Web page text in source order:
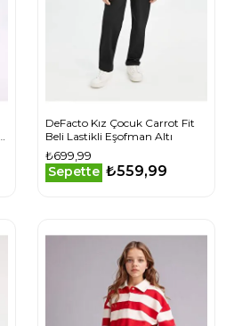
DeFacto Kız Çocuk Carrot Fit
Beli Lastikli Eşofman Altı
₺699,99
Sepette ₺559,99